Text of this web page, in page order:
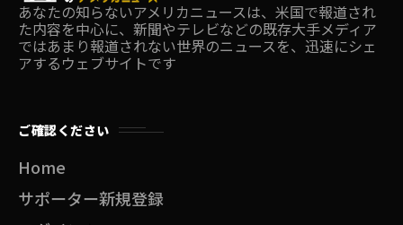
あなたの知らないアメリカニュースは、米国で報道され
た内容を中心に、新聞やテレビなどの既存大手メディア
ではあまり報道されない世界のニュースを、迅速にシェ
アするウェブサイトです
ご確認ください
Home
サポーター新規登録